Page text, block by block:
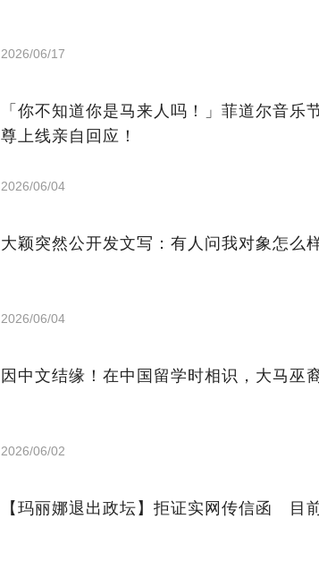
2026/06/17
「你不知道你是马来人吗！」菲道尔音乐
尊上线亲自回应！
2026/06/04
大颖突然公开发文写：有人问我对象怎么
2026/06/04
因中文结缘！在中国留学时相识，大马巫
2026/06/02
【玛丽娜退出政坛】拒证实网传信函 目